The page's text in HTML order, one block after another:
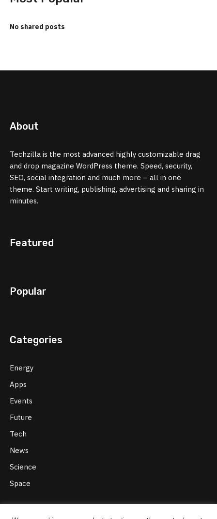
No shared posts
About
Techzilla is the most advanced highly customizable drag
and drop magazine WordPress theme. Speed, security,
SEO, social integration and much more – all in one
theme. Start writing, publishing, advertising and sharing in
minutes.
Featured
Popular
Categories
Energy
Apps
Events
Future
Tech
News
Science
Space